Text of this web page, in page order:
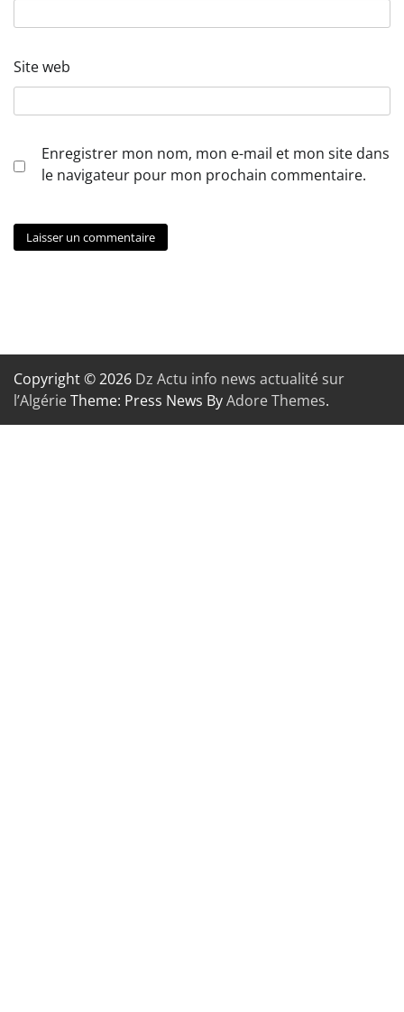
Site web
Enregistrer mon nom, mon e-mail et mon site dans
le navigateur pour mon prochain commentaire.
Copyright © 2026 Dz Actu info news actualité sur
l’AlgérieTheme: Press News ByAdore Themes.